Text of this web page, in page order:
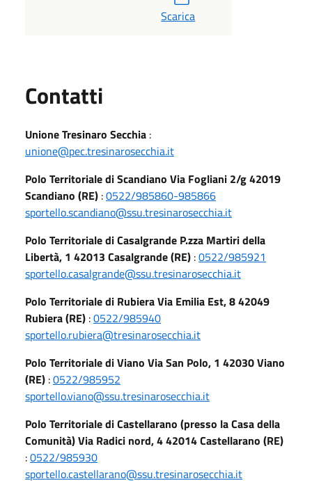
Scarica
Contatti
Unione Tresinaro Secchia :
unione@pec.tresinarosecchia.it
Polo Territoriale di Scandiano Via Fogliani 2/g 42019
Scandiano (RE) :0522/985860-985866
sportello.scandiano@ssu.tresinarosecchia.it
Polo Territoriale di Casalgrande P.zza Martiri della
Libertà, 1 42013 Casalgrande (RE) :0522/985921
sportello.casalgrande@ssu.tresinarosecchia.it
Polo Territoriale di Rubiera Via Emilia Est, 8 42049
Rubiera (RE) :0522/985940
sportello.rubiera@tresinarosecchia.it
Polo Territoriale di Viano Via San Polo, 1 42030 Viano
(RE) :0522/985952
sportello.viano@ssu.tresinarosecchia.it
Polo Territoriale di Castellarano (presso la Casa della
Comunità) Via Radici nord, 4 42014 Castellarano (RE)
:0522/985930
sportello.castellarano@ssu.tresinarosecchia.it